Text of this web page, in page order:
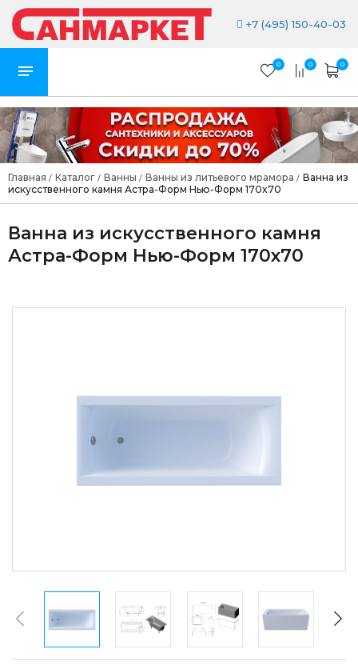
+7 (495) 150-40-03
0 0 0
Главная / Каталог / Ванны / Ванны из литьевого мрамора / Ванна из
искусственного камня Астра-Форм Нью-Форм 170x70
Ванна из искусственного камня
Астра-Форм Нью-Форм 170x70